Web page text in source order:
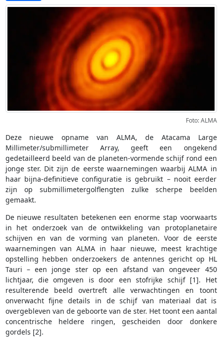
Foto: ALMA
Deze nieuwe opname van ALMA, de Atacama Large
Millimeter/submillimeter Array, geeft een ongekend
gedetailleerd beeld van de planeten-vormende schijf rond een
jonge ster. Dit zijn de eerste waarnemingen waarbij ALMA in
haar bijna-definitieve configuratie is gebruikt – nooit eerder
zijn op submillimetergolflengten zulke scherpe beelden
gemaakt.
De nieuwe resultaten betekenen een enorme stap voorwaarts
in het onderzoek van de ontwikkeling van protoplanetaire
schijven en van de vorming van planeten. Voor de eerste
waarnemingen van ALMA in haar nieuwe, meest krachtige
opstelling hebben onderzoekers de antennes gericht op HL
Tauri – een jonge ster op een afstand van ongeveer 450
lichtjaar, die omgeven is door een stofrijke schijf [1]. Het
resulterende beeld overtreft alle verwachtingen en toont
onverwacht fijne details in de schijf van materiaal dat is
overgebleven van de geboorte van de ster. Het toont een aantal
concentrische heldere ringen, gescheiden door donkere
gordels [2].